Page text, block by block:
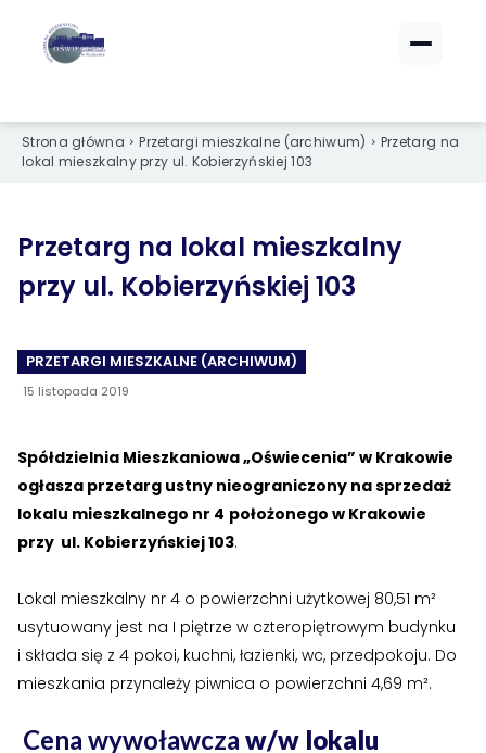
eBOK (czynsze)
Sprawdź opłaty i saldo
Spółdzielnia
O NAS
Organy Spółdzielni ›
Historia Spółdzielni
Biuletyny informacyjne
ZASOBY I PRAWO
Akty prawne
Mapy zasobów ›
PRZETARGI
eBOK (czynsze)
Sprawdź opłaty i saldo
Spółdzielnia
O NAS
Organy Spółdzielni ›
Historia Spółdzielni
Biuletyny informacyjne
ZASOBY I PRAWO
Akty prawne
Mapy zasobów ›
PRZETARGI
Strona główna Przetargi mieszkalne (archiwum)
Przetarg na
lokal mieszkalny przy ul. Kobierzyńskiej 103
Przetarg na lokal mieszkalny
przy ul. Kobierzyńskiej 103
PRZETARGI MIESZKALNE (ARCHIWUM)
15 listopada 2019
Spółdzielnia Mieszkaniowa „Oświecenia” w Krakowie
ogłasza przetarg ustny nieograniczony na sprzedaż
lokalu mieszkalnego nr 4 położonego w Krakowie
przy ul. Kobierzyńskiej 103.
Lokal mieszkalny nr 4 o powierzchni użytkowej 80,51 m²
usytuowany jest na I piętrze w czteropiętrowym budynku
i składa się z 4 pokoi, kuchni, łazienki, wc, przedpokoju. Do
mieszkania przynależy piwnica o powierzchni 4,69 m².
Cena wywoławcza w/w lokalu